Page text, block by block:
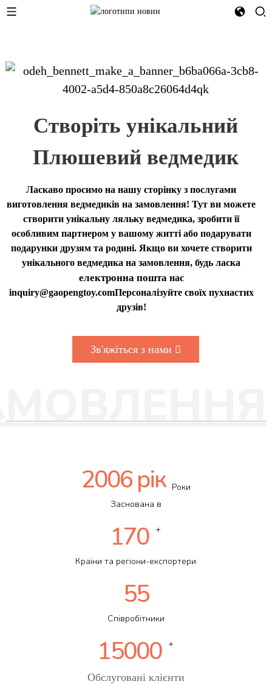
Створіть унікальний
Плюшевий ведмедик
Ласкаво просимо на нашу сторінку з послугами
виготовлення ведмедиків на замовлення! Тут ви можете
створити унікальну ляльку ведмедика, зробити її
особливим партнером у вашому житті або подарувати
подарунки друзям та родині. Якщо ви хочете створити
унікального ведмедика на замовлення, будь ласка
електронна пошта нас
inquiry@gaopengtoy.comПерсоналізуйте своїх пухнастих
друзів!
Зв'яжіться з нами
2006 рік
Роки
Заснована в
170 +
Країни та регіони-експортери
55
Співробітники
15000 +
Обслуговані клієнти